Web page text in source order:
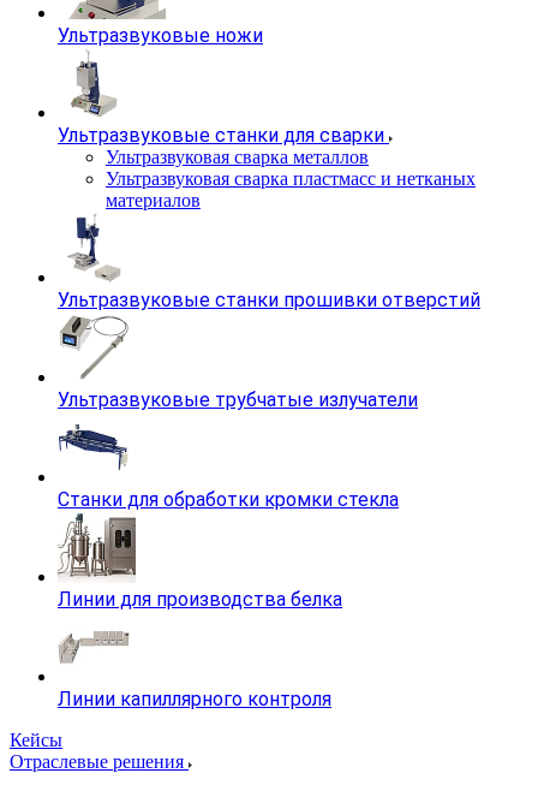
Ультразвуковые ножи
Ультразвуковые станки для сварки
Ультразвуковая сварка металлов
Ультразвуковая сварка пластмасс и нетканых
материалов
Ультразвуковые станки прошивки отверстий
Ультразвуковые трубчатые излучатели
Станки для обработки кромки стекла
Линии для производства белка
Линии капиллярного контроля
Кейсы
Отраслевые решения